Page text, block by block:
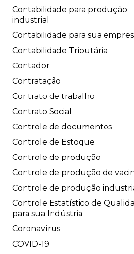
Contabilidade para produção
industrial
Contabilidade para sua
Contabilidade Tributária
Contador
Contratação
Contrato de trabalho
Contrato Social
Controle de documentos
Controle de Estoque
Controle de produção
Controle de produção de
Controle de produção
Controle Estatístico de
para sua Indústria
Coronavírus
COVID-19